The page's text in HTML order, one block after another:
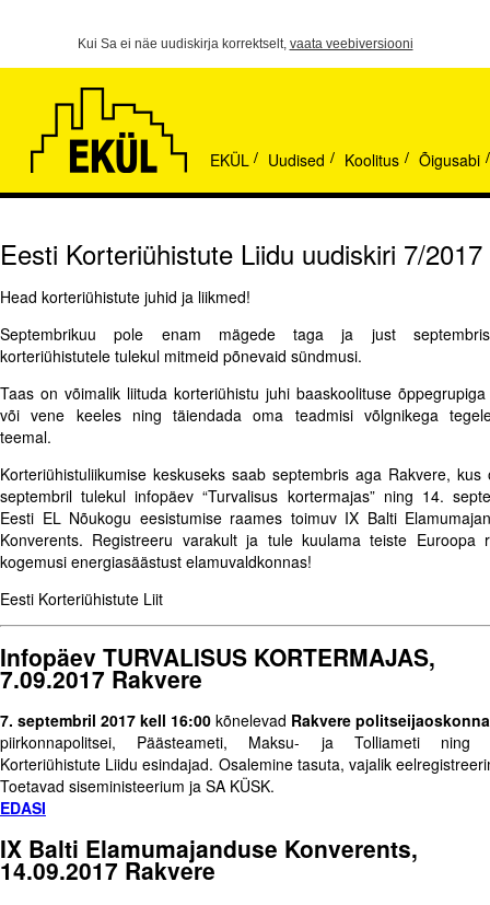
Kui Sa ei näe uudiskirja korrektselt, vaata veebiversiooni
EKÜL / Uudised / Koolitus / Õigusabi /
Eesti Korteriühistute Liidu uudiskiri 7/2017
Head korteriühistute juhid ja liikmed!
Septembrikuu pole enam mägede taga ja just
korteriühistutele tulekul mitmeid põnevaid sündmusi.
Taas on võimalik liituda korteriühistu juhi baaskoolituse
või vene keeles ning täiendada oma teadmisi võlgnikega
teemal.
Korteriühistuliikumise keskuseks saab septembris aga Rakvere, kus
septembril tulekul infopäev “Turvalisus kortermajas” ning 14.
Eesti EL Nõukogu eesistumise raames toimuv IX Balti
Konverents. Registreeru varakult ja tule kuulama teiste Euroopa
kogemusi energiasäästust elamuvaldkonnas!
Eesti Korteriühistute Liit
Infopäev TURVALISUS KORTERMAJAS,
7.09.2017 Rakvere
7. septembril 2017 kell 16:00 kõnelevad Rakvere
piirkonnapolitsei, Päästeameti, Maksu- ja Tolliameti ning
Korteriühistute Liidu esindajad. Osalemine tasuta, vajalik
Toetavad siseministeerium ja SA KÜSK.
EDASI
IX Balti Elamumajanduse Konverents,
14.09.2017 Rakvere